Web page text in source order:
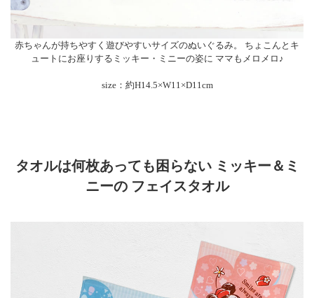
赤ちゃんが持ちやすく遊びやすいサイズのぬいぐるみ。 ちょこんとキ
ュートにお座りするミッキー・ミニーの姿に ママもメロメロ♪
size：約H14.5×W11×D11cm
タオルは何枚あっても困らない ミッキー＆ミ
ニーの フェイスタオル